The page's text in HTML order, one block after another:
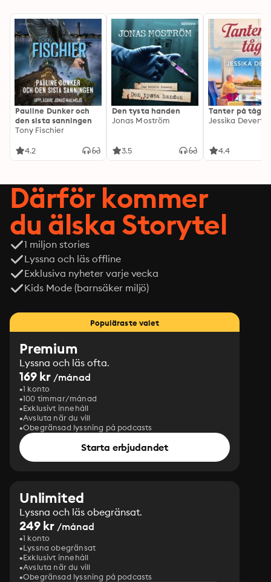
Pauline Dunker och
den sista sanningen
Tony Fischier
4.2
Den tysta handen
Jonas Moström
3.5
Tanter på tåg
Jessika Devert
4.4
Därför kommer
du älska Storytel
1 miljon stories
Lyssna och läs offline
Exklusiva nyheter varje vecka
Kids Mode (barnsäker miljö)
Populäraste valet
Premium
Lyssna och läs ofta.
169 kr /månad
1 konto
100 timmar/månad
Exklusivt innehåll
Avsluta när du vill
Obegränsad lyssning på podcasts
Starta erbjudandet
Unlimited
Lyssna och läs obegränsat.
249 kr /månad
1 konto
Lyssna obegränsat
Exklusivt innehåll
Avsluta när du vill
Obegränsad lyssning på podcasts